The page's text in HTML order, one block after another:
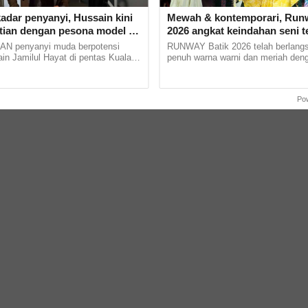
penyanyi, Hussain kini
dengan pesona model di
dan maskulin betul dia
penyanyi muda berpotensi
Jamilul Hayat di pentas Kuala
Mewah & kontemporari,
2026 angkat keindahan seni
tradisional Terengganu
RUNWAY Batik 2026 telah
penuh warna warni dan meriah